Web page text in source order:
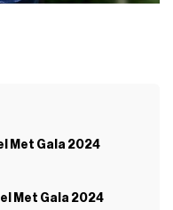
Met Gala 2024
Met Gala 2024